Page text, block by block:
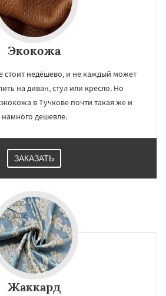
Экокожа
стоит недёшево, и не каждый может
на диван, стул или кресло. Но
в Тучкове почти такая же и
намного дешевле.
ЗАКАЗАТЬ
Жаккард